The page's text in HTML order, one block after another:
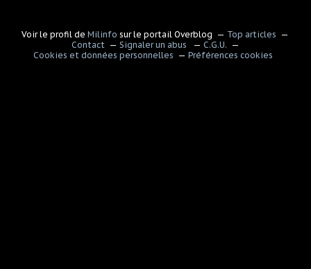
Voir le profil deMilinfo sur le portail Overblog
Top articles
Contact
Signaler un abus
C.G.U.
Cookies et données personnelles
Préférences cookies